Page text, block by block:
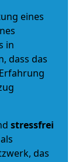
eines
in
dass das
stressfrei
das